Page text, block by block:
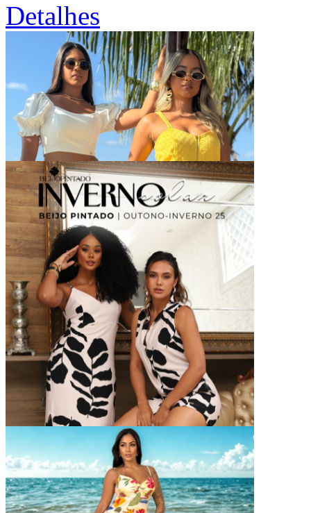
Detalhes
Seja Nossa Modelo
Detalhes
Catálogo Virtual
Detalhes